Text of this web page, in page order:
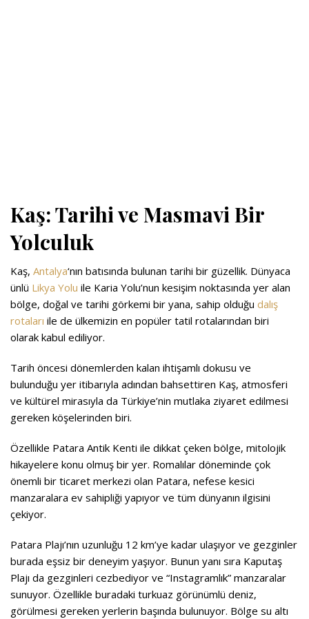
Kaş: Tarihi ve Masmavi Bir
Yolculuk
Kaş, Antalya‘nın batısında bulunan tarihi bir güzellik. Dünyaca
ünlü Likya Yolu ile Karia Yolu’nun kesişim noktasında yer alan
bölge, doğal ve tarihi görkemi bir yana, sahip olduğu dalış
rotaları ile de ülkemizin en popüler tatil rotalarından biri
olarak kabul ediliyor.
Tarih öncesi dönemlerden kalan ihtişamlı dokusu ve
bulunduğu yer itibarıyla adından bahsettiren Kaş, atmosferi
ve kültürel mirasıyla da Türkiye’nin mutlaka ziyaret edilmesi
gereken köşelerinden biri.
Özellikle Patara Antik Kenti ile dikkat çeken bölge, mitolojik
hikayelere konu olmuş bir yer. Romalılar döneminde çok
önemli bir ticaret merkezi olan Patara, nefese kesici
manzaralara ev sahipliği yapıyor ve tüm dünyanın ilgisini
çekiyor.
Patara Plajı’nın uzunluğu 12 km’ye kadar ulaşıyor ve gezginler
burada eşsiz bir deneyim yaşıyor. Bunun yanı sıra Kaputaş
Plajı da gezginleri cezbediyor ve “Instagramlık” manzaralar
sunuyor. Özellikle buradaki turkuaz görünümlü deniz,
görülmesi gereken yerlerin başında bulunuyor. Bölge su altı